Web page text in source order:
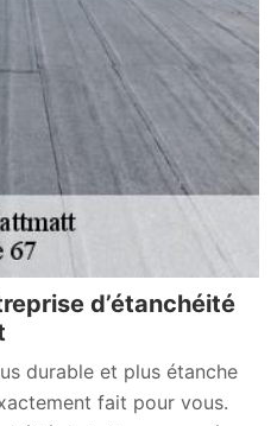
d’étanchéité
durable et plus étanche
fait pour vous.